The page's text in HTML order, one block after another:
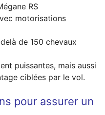
RS
motorisations
de 150 chevaux
puissantes, mais aussi
ciblées par le vol.
pour assurer un